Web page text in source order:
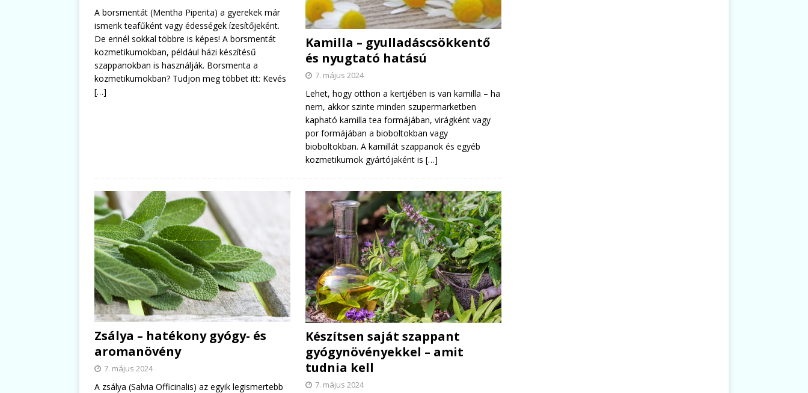
A borsmentát (Mentha Piperita) a gyerekek már
ismerik teafűként vagy édességek ízesítőjeként.
De ennél sokkal többre is képes! A borsmentát
kozmetikumokban, például házi készítésű
szappanokban is használják. Borsmenta a
kozmetikumokban? Tudjon meg többet itt: Kevés
[…]
Kamilla – gyulladáscsökkentő
és nyugtató hatású
7. május 2024
Lehet, hogy otthon a kertjében is van kamilla – ha
nem, akkor szinte minden szupermarketben
kapható kamilla tea formájában, virágként vagy
por formájában a bioboltokban vagy
bioboltokban. A kamillát szappanok és egyéb
kozmetikumok gyártójaként is […]
Zsálya – hatékony gyógy- és
aromanövény
7. május 2024
A zsálya (Salvia Officinalis) az egyik legismertebb
Készítsen saját szappant
gyógynövényekkel – amit
tudnia kell
7. május 2024